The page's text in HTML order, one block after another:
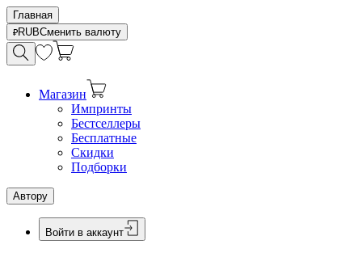
Главная
RUBСменить валюту
Магазин
Импринты
Бестселлеры
Бесплатные
Скидки
Подборки
Автору
Войти в аккаунт